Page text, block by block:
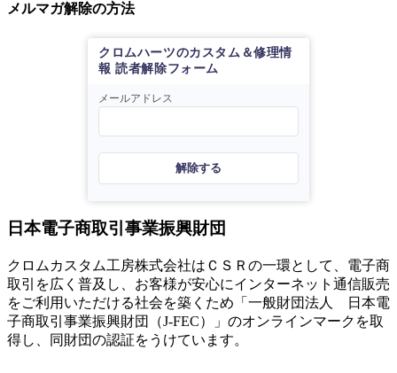
メルマガ解除の方法
クロムハーツのカスタム＆修理情
報 読者解除フォーム
メールアドレス
解除する
日本電子商取引事業振興財団
クロムカスタム工房株式会社はＣＳＲの一環として、電子商
取引を広く普及し、お客様が安心にインターネット通信販売
をご利用いただける社会を築くため「一般財団法人 日本電
子商取引事業振興財団（J-FEC）」のオンラインマークを取
得し、同財団の認証をうけています。